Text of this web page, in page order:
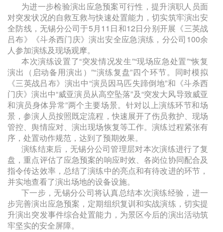
为进一步检验演出应急预案可行性，提升演职人员面
对突发状况的自救互救与快速处置能力，切实筑牢演出安
全防线，无锡分公司于5月11日和12日分别开展《三英战
吕布》《斗杀西门庆》演出安全应急演练，分公司100余
人参加演练及现场观摩。
本次演练设置了“突发情况发生”“现场应急处置”“恢复
演出（启动备用演出）”“演练复盘”四个环节。同时模拟
《三英战吕布》演出中“演员因马匹失蹄倒地”和《斗杀西
门庆》演出中“威亚演员从高空坠落”及“突发大风导致威亚
和演员身体异常”两个主要场景。针对以上演练环节和场
景，参演人员按照既定流程，快速展开了伤员救护、现场
管控、舆情应对、演出现场恢复等工作。演练过程紧张有
序，处置动作规范，达到了预期效果。
演练结束后，无锡分公司管理层对本次演练进行了复
盘，重点评估了应急预案的响应时效、各岗位协同配合及
指令传达效率，总结了演练中的亮点和有待改进的环节，
并实地查看了演出场地的设备设施。
下一步，无锡分公司将认真总结本次演练经验，进一
步完善演出应急预案，定期组织复训和实战演练，切实提
升演出突发事件综合处置能力，为景区今后的演出活动筑
牢坚实的安全屏障。